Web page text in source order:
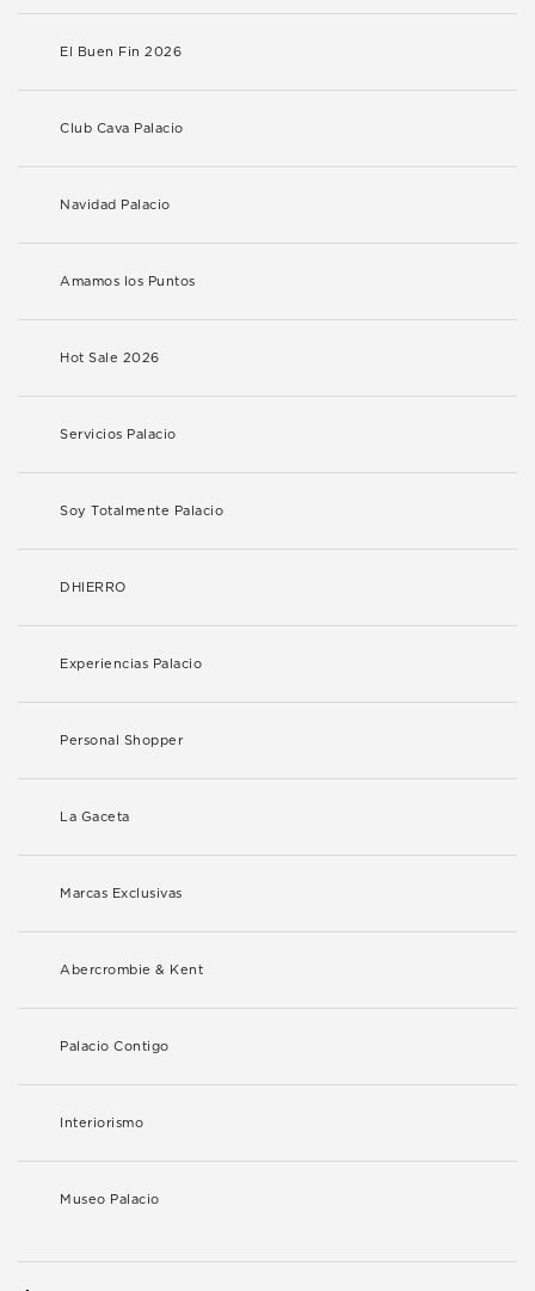
El Buen Fin 2026
Club Cava Palacio
Navidad Palacio
Amamos los Puntos
Hot Sale 2026
Servicios Palacio
Soy Totalmente Palacio
DHIERRO
Experiencias Palacio
Personal Shopper
La Gaceta
Marcas Exclusivas
Abercrombie & Kent
Palacio Contigo
Interiorismo
Museo Palacio